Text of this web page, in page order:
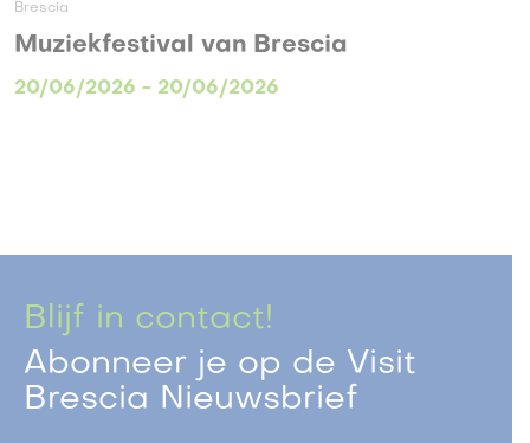
Brescia
Muziekfestival van Brescia
20/06/2026 - 20/06/2026
Blijf in contact!
Abonneer je op de Visit
Brescia Nieuwsbrief